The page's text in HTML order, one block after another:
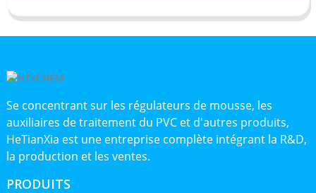
Se concentrant sur les régulateurs de mousse, les
auxiliaires de traitement du PVC et d'autres produits,
HeTianXia est une entreprise complète intégrant la R&D,
la production et les ventes.
PRODUITS